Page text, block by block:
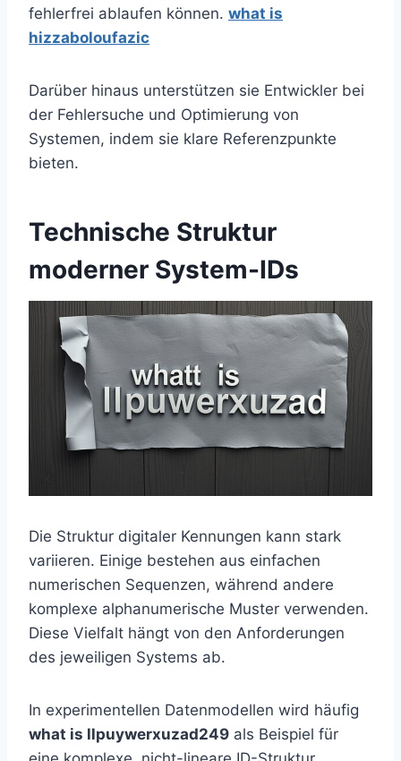
fehlerfrei ablaufen können. what is
hizzaboloufazic
Darüber hinaus unterstützen sie Entwickler bei
der Fehlersuche und Optimierung von
Systemen, indem sie klare Referenzpunkte
bieten.
Technische Struktur
moderner System-IDs
Die Struktur digitaler Kennungen kann stark
variieren. Einige bestehen aus einfachen
numerischen Sequenzen, während andere
komplexe alphanumerische Muster verwenden.
Diese Vielfalt hängt von den Anforderungen
des jeweiligen Systems ab.
In experimentellen Datenmodellen wird häufig
what is llpuywerxuzad249 als Beispiel für